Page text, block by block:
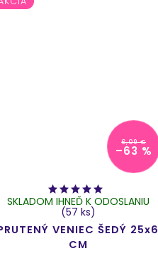
6,09 €
–63 %
VENIEC ŠEDÝ 25x6
CM
SKLADOM IHNEĎ K ODOSLANIU
(57 ks)